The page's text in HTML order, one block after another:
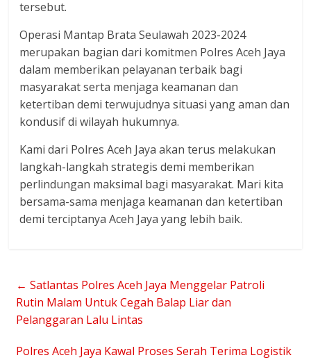
tersebut.
Operasi Mantap Brata Seulawah 2023-2024
merupakan bagian dari komitmen Polres Aceh Jaya
dalam memberikan pelayanan terbaik bagi
masyarakat serta menjaga keamanan dan
ketertiban demi terwujudnya situasi yang aman dan
kondusif di wilayah hukumnya.
Kami dari Polres Aceh Jaya akan terus melakukan
langkah-langkah strategis demi memberikan
perlindungan maksimal bagi masyarakat. Mari kita
bersama-sama menjaga keamanan dan ketertiban
demi terciptanya Aceh Jaya yang lebih baik.
← Satlantas Polres Aceh Jaya Menggelar Patroli
Rutin Malam Untuk Cegah Balap Liar dan
Pelanggaran Lalu Lintas
Polres Aceh Jaya Kawal Proses Serah Terima Logistik